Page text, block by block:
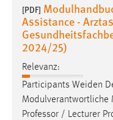
[PDF]
Assistance -
2024/25)
Relevanz:
Participants Weiden
Modulverantwortliche
Professor / Lecturer